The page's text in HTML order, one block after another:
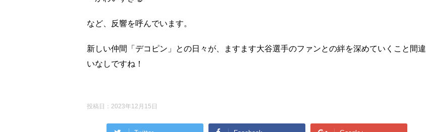
など、反響を呼んでいます。
新しい仲間「デコピン」との日々が、ますます大谷選手のファンとの絆を深めていくこと間違
いなしですね！
投稿日： 2023年12月15日